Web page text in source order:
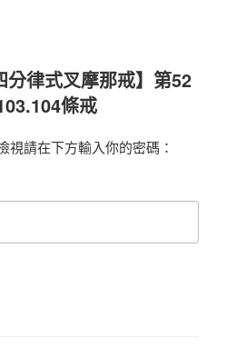
分律式叉摩那戒】第52
條戒
視請在下方輸入你的密碼：